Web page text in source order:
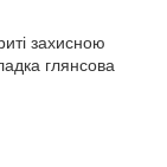
захисною
глянсова